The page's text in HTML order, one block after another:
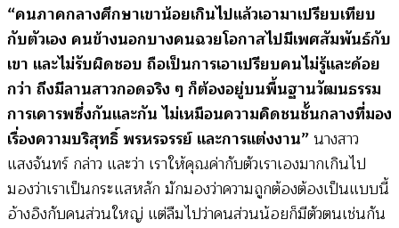
“คนภาคกลางศึกษาเขาน้อยเกินไปแล้วเอามาเปรียบเทียบ
กับตัวเอง คนข้างนอกบางคนฉวยโอกาสไปมีเพศสัมพันธ์กับ
เขา และไม่รับผิดชอบ ถือเป็นการเอาเปรียบคนไม่รู้และด้อย
กว่า ถึงมีลานสาวกอดจริง ๆ ก็ต้องอยู่บนพื้นฐานวัฒนธรรม
การเคารพซึ่งกันและกัน ไม่เหมือนความคิดชนชั้นกลางที่มอง
เรื่องความบริสุทธิ์ พรหรจรรย์ และการแต่งงาน”นางสาว
แสงจันทร์ กล่าว และว่า เราให้คุณค่ากับตัวเราเองมากเกินไป
มองว่าเราเป็นกระแสหลัก มักมองว่าความถูกต้องต้องเป็นแบบนี้
อ้างอิงกับคนส่วนใหญ่ แต่ลืมไปว่าคนส่วนน้อยก็มีตัวตนเช่นกัน